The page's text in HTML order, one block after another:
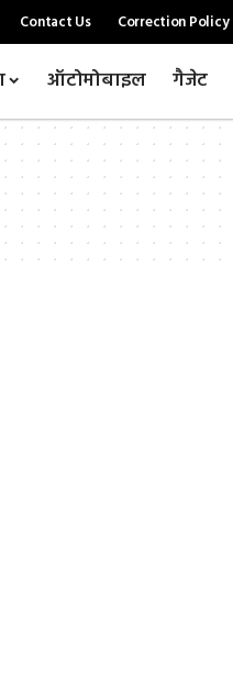
Contact Us Correction Policy
ऑटोमोबाइल गैजेट